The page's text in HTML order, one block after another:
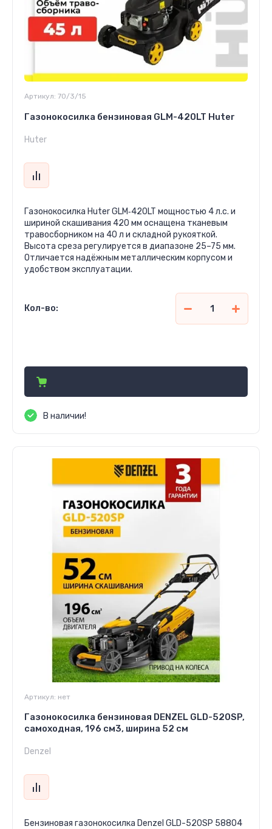
Артикул: 70/3/15
Газонокосилка бензиновая GLM-420LT Huter
Huter
Газонокосилка Huter GLM‑420LT мощностью 4 л.с. и
шириной скашивания 420 мм оснащена тканевым
травосборником на 40 л и складной рукояткой.
Высота среза регулируется в диапазоне 25–75 мм.
Отличается надёжным металлическим корпусом и
удобством эксплуатации.
Кол-во:
В наличии!
Артикул: нет
Газонокосилка бензиновая DENZEL GLD-520SP,
самоходная, 196 см3, ширина 52 см
Denzel
Бензиновая газонокосилка Denzel GLD-520SP 58804